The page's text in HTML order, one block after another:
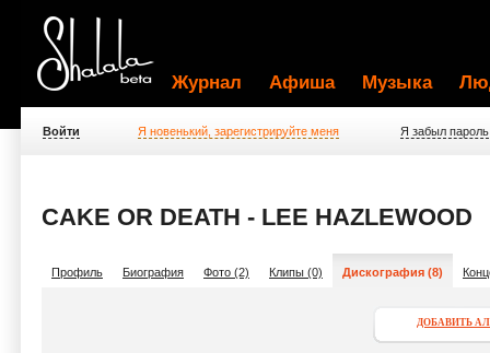
Журнал Афиша Музыка
Войти Я новенький, зарегистрируйте меня Я забыл пароль
CAKE OR DEATH - LEE HAZLEWOOD
Профиль Биография Фото (2) Клипы (0) Дискография (8)
ДОБАВИТЬ